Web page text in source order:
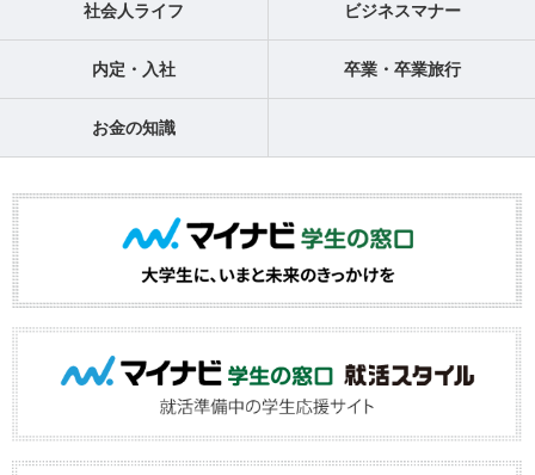
社会人ライフ ビジネスマナー
内定・入社 卒業・卒業旅行
お金の知識